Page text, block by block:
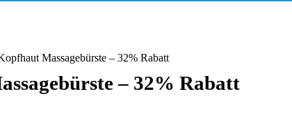
Massagebürste – 32% Rabatt
– 32% Rabatt